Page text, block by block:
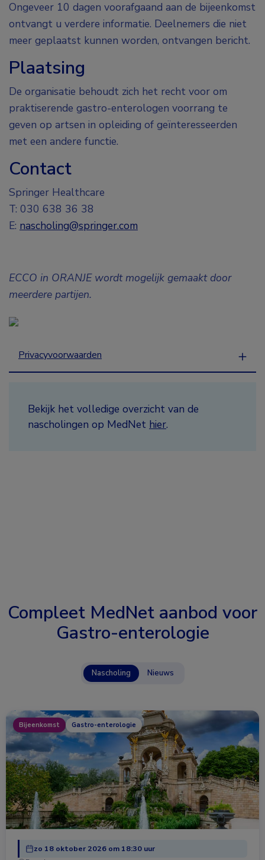
Ongeveer 10 dagen voorafgaand aan de bijeenkomst
ontvangt u verdere informatie. Deelnemers die niet
meer geplaatst kunnen worden, ontvangen bericht.
Plaatsing
De organisatie behoudt zich het recht voor om
praktiserende gastro-enterologen voorrang te
geven op artsen in opleiding of geïnteresseerden
met een andere functie.
Contact
Springer Healthcare
T: 030 638 36 38
E: nascholing@springer.com
ECCO in ORANJE wordt mogelijk gemaakt door
meerdere partijen.
Privacyvoorwaarden
Bekijk het volledige overzicht van de
nascholingen op MedNet hier.
Compleet MedNet aanbod voor
Gastro-enterologie
Nascholing Nieuws
Bijeenkomst Gastro-enterologie
zo 18 oktober 2026 om 18:30 uur